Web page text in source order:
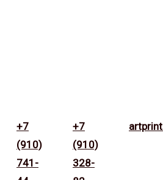
+7
(910)
741-
+7
(910)
328-